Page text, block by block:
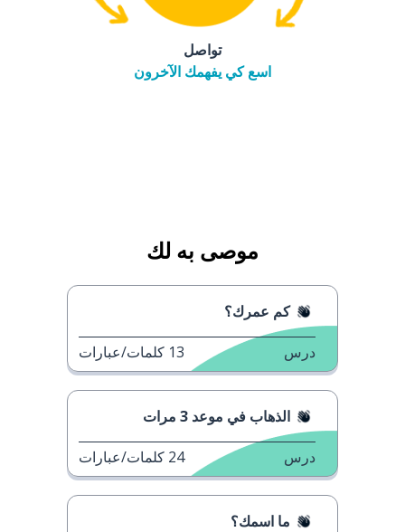
تواصل
اسع كي يفهمك الآخرون
موصى به لك
كم عمرك؟
درس 13 كلمات/عبارات
الذهاب في موعد 3 مرات
درس 24 كلمات/عبارات
ما اسمك؟